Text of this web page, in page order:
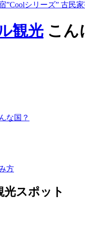
古民
観光 こん
な国？
方
光スポット